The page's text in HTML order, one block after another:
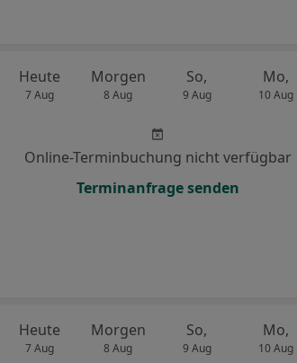
Heute
7 Aug
Morgen
8 Aug
So,
9 Aug
Mo,
10 Aug
Online-Terminbuchung nicht verfügbar
Terminanfrage senden
Heute
7 Aug
Morgen
8 Aug
So,
9 Aug
Mo,
10 Aug